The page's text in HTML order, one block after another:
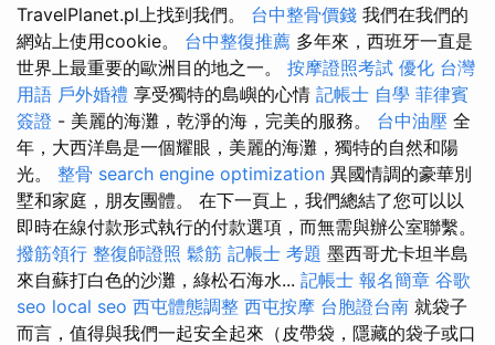
TravelPlanet.pl上找到我們。 台中整骨價錢 我們在我們的
網站上使用cookie。 台中整復推薦 多年來，西班牙一直是
世界上最重要的歐洲目的地之一。 按摩證照考試 優化 台灣
用語 戶外婚禮 享受獨特的島嶼的心情 記帳士 自學 菲律賓
簽證 - 美麗的海灘，乾淨的海，完美的服務。 台中油壓 全
年，大西洋島是一個耀眼，美麗的海灘，獨特的自然和陽
光。 整骨 search engine optimization 異國情調的豪華別
墅和家庭，朋友團體。 在下一頁上，我們總結了您可以以
即時在線付款形式執行的付款選項，而無需與辦公室聯繫。
撥筋領行 整復師證照 鬆筋 記帳士 考題 墨西哥尤卡坦半島
來自蘇打白色的沙灘，綠松石海水... 記帳士 報名簡章 谷歌
seo local seo 西屯體態調整 西屯按摩 台胞證台南 就袋子
而言，值得與我們一起安全起來（皮帶袋，隱藏的袋子或口